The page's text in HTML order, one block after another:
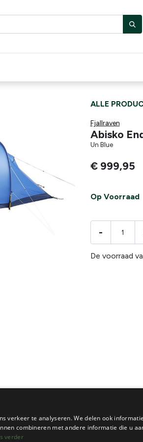
ALLE
Fjallraven
Abisko
Un Blue
€ 999,95
Op Voorraad
-
De voorraad
verkeer te analyseren. We delen ook
combineren met andere informatie die u
verder